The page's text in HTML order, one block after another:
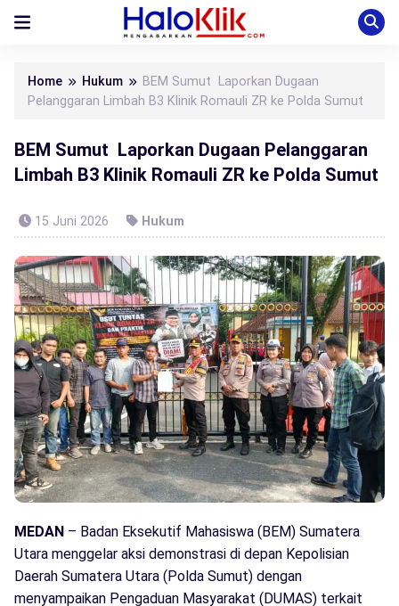
Home Hukum
BEM Sumut Laporkan Dugaan
Pelanggaran Limbah B3 Klinik Romauli ZR ke Polda Sumut
BEM Sumut Laporkan Dugaan Pelanggaran
Limbah B3 Klinik Romauli ZR ke Polda Sumut
15 Juni 2026 Hukum
MEDAN – Badan Eksekutif Mahasiswa (BEM) Sumatera
Utara menggelar aksi demonstrasi di depan Kepolisian
Daerah Sumatera Utara (Polda Sumut) dengan
menyampaikan Pengaduan Masyarakat (DUMAS) terkait